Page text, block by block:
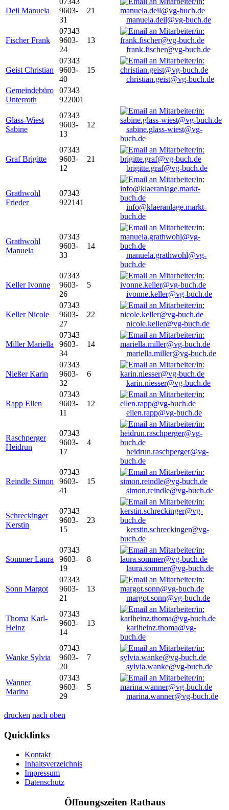
Deil Manuela
9603-
31
21
manuela.deil@vg-buch.de
Fischer Frank
07343
9603-
24
13
frank.fischer@vg-buch.de
Geist Christian
07343
9603-
40
15
christian.geist@vg-buch.de
Gemeindebüro
Unterroth
07343
922001
Glass-Wiest
Sabine
07343
9603-
13
12
sabine.glass-wiest@vg-
buch.de
Graf Brigitte
07343
9603-
12
21
brigitte.graf@vg-buch.de
Grathwohl
Frieder
07343
922141
info@klaeranlage.markt-
buch.de
Grathwohl
Manuela
07343
9603-
33
14
manuela.grathwohl@vg-
buch.de
Keller Ivonne
07343
9603-
26
5
ivonne.keller@vg-buch.de
Keller Nicole
07343
9603-
27
22
nicole.keller@vg-buch.de
Miller Mariella
07343
9603-
34
14
mariella.miller@vg-buch.de
Nießer Karin
07343
9603-
32
6
karin.niesser@vg-buch.de
Rapp Ellen
07343
9603-
11
12
ellen.rapp@vg-buch.de
Raschperger
Heidrun
07343
9603-
17
4
heidrun.raschperger@vg-
buch.de
Reindle Simon
07343
9603-
41
15
simon.reindle@vg-buch.de
Schreckinger
Kerstin
07343
9603-
15
23
kerstin.schreckinger@vg-
buch.de
Sommer Laura
07343
9603-
19
8
laura.sommer@vg-buch.de
Sonn Margot
07343
9603-
21
13
margot.sonn@vg-buch.de
Thoma Karl-
Heinz
07343
9603-
14
13
karlheinz.thoma@vg-
buch.de
Wanke Sylvia
07343
9603-
20
7
sylvia.wanke@vg-buch.de
Wanner
Marina
07343
9603-
29
5
marina.wanner@vg-buch.de
drucken nach oben
Quicklinks
Kontakt
Inhaltsverzeichnis
Impressum
Datenschutz
Öffnungszeiten Rathaus